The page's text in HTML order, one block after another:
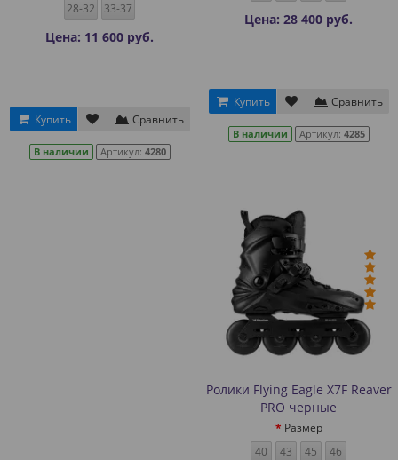
28-32
33-37
Цена: 11 600 руб.
Купить Сравнить
В наличии Артикул: 4280
Цена: 28 400 руб.
Купить Сравнить
В наличии Артикул: 4285
Ролики Flying Eagle X7F Reaver
PRO черные
Размер
40
43 45 46